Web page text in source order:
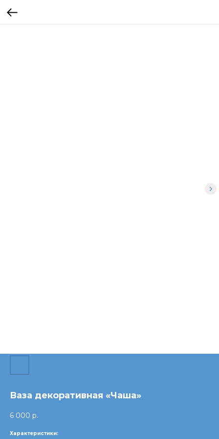
Ваза декоративная «Чаша»
6 000 р.
Характеристики: